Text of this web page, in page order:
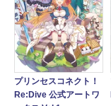
プリンセスコネクト！
Re:Dive 公式アートワ